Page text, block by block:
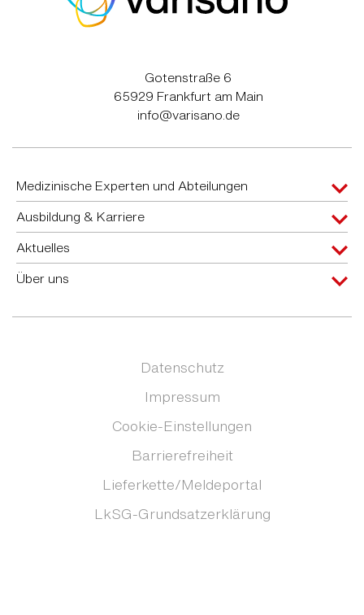
Gotenstraße 6
65929 Frankfurt am Main
info@varisano.de
Medizinische Experten und Abteilungen
Ausbildung & Karriere
Aktuelles
Über uns
Datenschutz
Impressum
Cookie-Einstellungen
Barrierefreiheit
Lieferkette/Meldeportal
LkSG-Grundsatzerklärung